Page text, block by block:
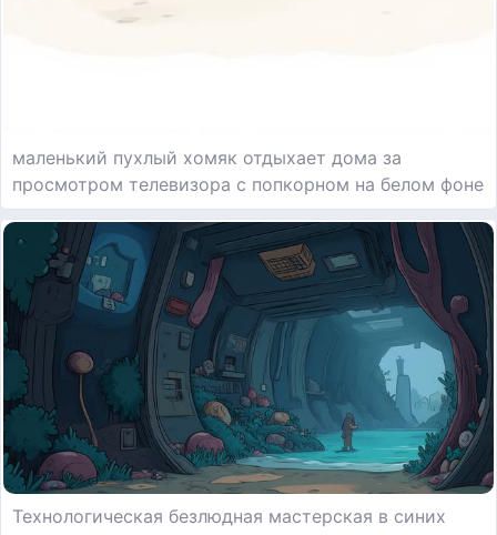
маленький пухлый хомяк отдыхает дома за
просмотром телевизора с попкорном на белом фоне
Технологическая безлюдная мастерская в синих